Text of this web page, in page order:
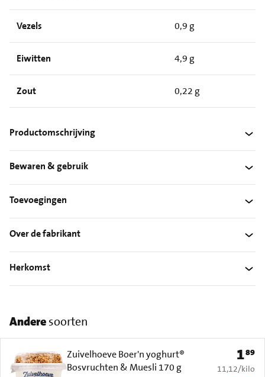
Vezels 0,9 g
Eiwitten 4,9 g
Zout 0,22 g
Productomschrijving
Bewaren & gebruik
Toevoegingen
Over de fabrikant
Herkomst
Anderesoorten
Zuivelhoeve Boer'n yoghurt®
Bosvruchten & Muesli 170 g
Prijs:
189
€ 11,12 per
11,12/kilo